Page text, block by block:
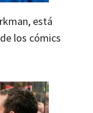
está
los cómics